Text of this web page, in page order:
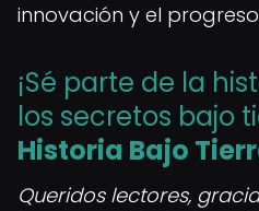
innovación y el
¡Sé parte de la
los secretos bajo
Historia Bajo
Queridos lectores,